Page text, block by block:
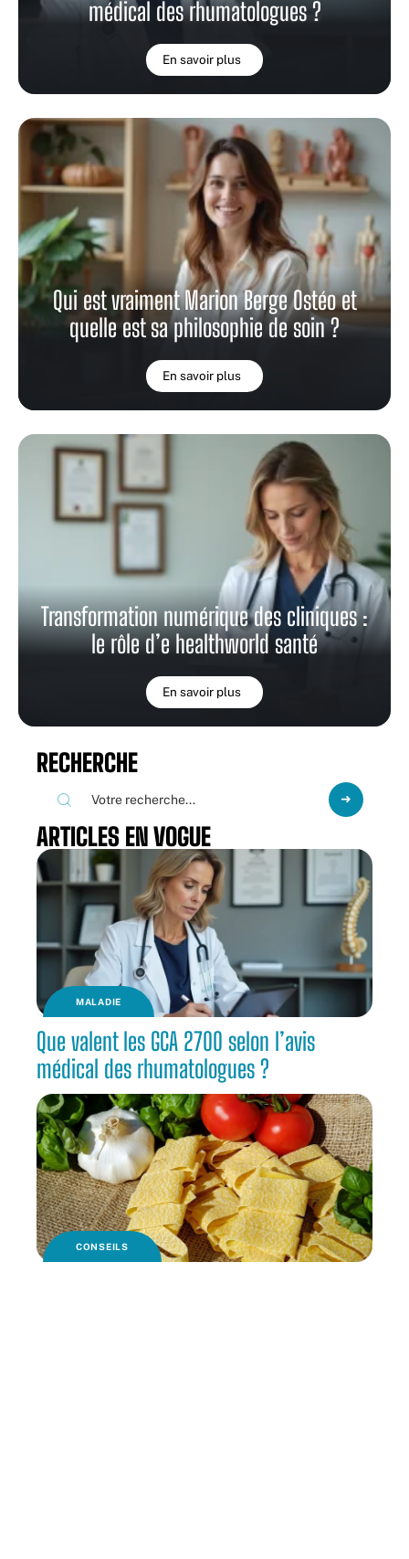
médical des rhumatologues ?
En savoir plus
Qui est vraiment Marion Berge Ostéo et
quelle est sa philosophie de soin ?
En savoir plus
Transformation numérique des cliniques :
le rôle d’e healthworld santé
En savoir plus
RECHERCHE
ARTICLES EN VOGUE
MALADIE
Que valent les GCA 2700 selon l’avis
médical des rhumatologues ?
CONSEILS